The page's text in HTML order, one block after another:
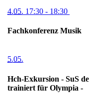
4.05. 17:30 - 18:30
Fachkonferenz Musik
5.05.
Hch-Exkursion - SuS
trainiert für Olympia -